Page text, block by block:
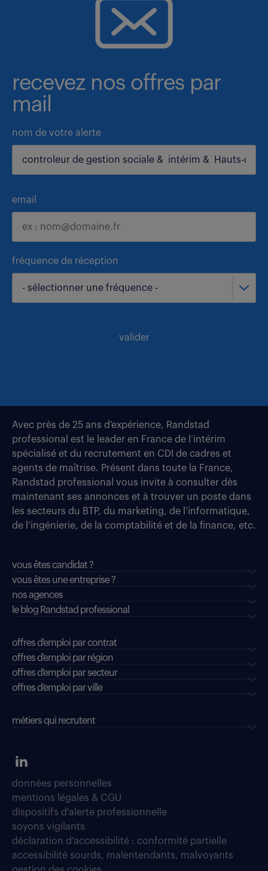
recevez nos offres par
mail
nom de votre alerte
email
fréquence de réception
- sélectionner une fréquence -
valider
Avec près de 25 ans d’expérience, Randstad
professional est le leader en France de l’intérim
spécialisé et du recrutement en CDI de cadres et
agents de maîtrise. Présent dans toute la France,
Randstad professional vous invite à consulter dès
maintenant ses annonces et à trouver un poste dans
les secteurs du BTP, du marketing, de l’informatique,
de l’ingénierie, de la comptabilité et de la finance, etc.
vous êtes candidat ?
vous êtes une entreprise ?
nos agences
le blog Randstad professional
offres d'emploi par contrat
offres d'emploi par région
offres d'emploi par secteur
offres d’emploi par ville
métiers qui recrutent
données personnelles
mentions légales & CGU
dispositifs d'alerte professionnelle
soyons vigilants
déclaration d'accessibilité : conformité partielle
accessibilité sourds, malentendants, malvoyants